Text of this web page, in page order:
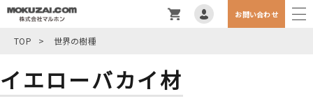
お問い合わせ
TOP > 世界の樹種
イエローバカイ材